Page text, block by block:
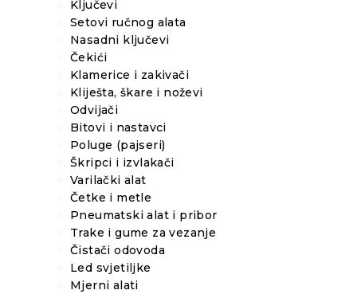
Ključevi
Setovi ručnog alata
Nasadni ključevi
Čekići
Klamerice i zakivači
Kliješta, škare i noževi
Odvijači
Bitovi i nastavci
Poluge (pajseri)
Škripci i izvlakači
Varilački alat
Četke i metle
Pneumatski alat i pribor
Trake i gume za vezanje
Čistači odovoda
Led svjetiljke
Mjerni alati